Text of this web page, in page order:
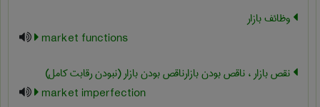
وظائف بازار
market functions
نقص بازار ، ناقص بودن بازارناقص بودن بازار (نبودن رقابت کامل)
market imperfection